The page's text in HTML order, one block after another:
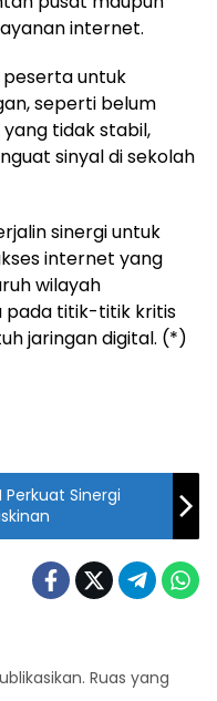
internet.
peserta untuk
seperti belum
tidak stabil,
sinyal di sekolah
sinergi untuk
internet yang
wilayah
pada titik-titik kritis
jaringan digital. (*)
Perkuat Sinergi
Ruas yang